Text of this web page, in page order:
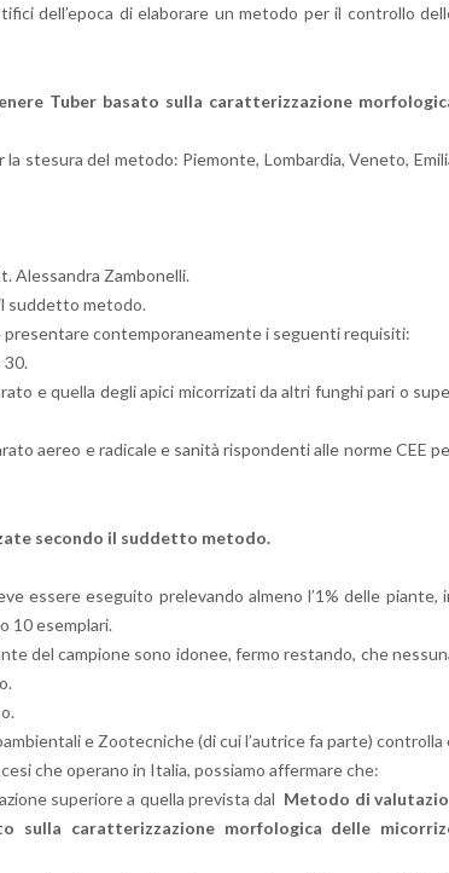
del­l’e­po­ca di ela­bo­ra­re un me­to­do per il con­trol­lo
Tuber ba­sa­to sulla ca­rat­te­riz­za­zio­ne
ste­su­ra del me­to­do: Pie­mon­te, Lom­bar­dia, Ve­ne­to,
Ales­san­dra Zam­bo­nel­li.
sud­det­to me­to­do.
con­tem­po­ra­nea­men­te i se­guen­ti re­qui­si­ti:
e quel­la degli apici mi­cor­ri­za­ti da altri fun­ghi pari o
aereo e ra­di­ca­le e sa­ni­tà ri­spon­den­ti alle norme CEE
se­con­do il sud­det­to me­to­do.
es­se­re ese­gui­to pre­le­van­do al­me­no l’1% delle pian­te,
10 esem­pla­ri.
del cam­pio­ne sono ido­nee, fermo re­stan­do, che
e Zoo­tec­ni­che (di cui l’au­tri­ce fa parte) con­trol­la
che ope­ra­no in Ita­lia, pos­sia­mo af­fer­ma­re che:
su­pe­rio­re a quel­la pre­vi­sta dal Me­to­do di
sulla ca­rat­te­riz­za­zio­ne mor­fo­lo­gi­ca delle